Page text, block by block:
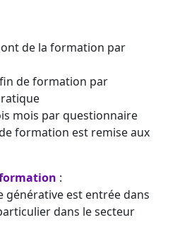
de la formation par
de formation par
mois par questionnaire
formation est remise aux
:
générative est entrée dans
dans le secteur